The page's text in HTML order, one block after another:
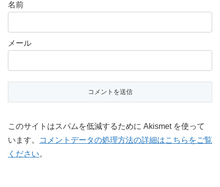
名前
メール
このサイトはスパムを低減するために Akismet を使って
います。
コメントデータの処理方法の詳細はこちらをご覧
ください。